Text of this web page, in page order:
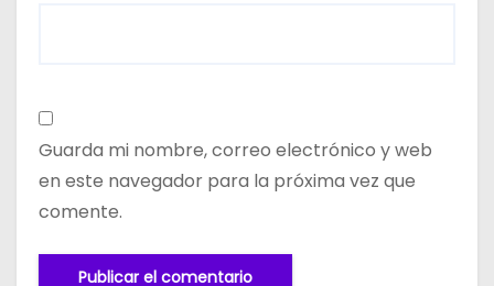
Guarda mi nombre, correo electrónico y web
en este navegador para la próxima vez que
comente.